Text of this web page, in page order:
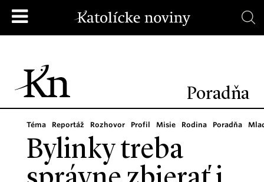
Poradňa
Téma Reportáž Rozhovor Profil Misie Rodina Poradňa
Bylinky treba